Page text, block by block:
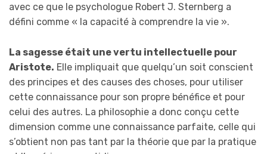
avec ce que le psychologue Robert J. Sternberg a
défini comme « la capacité à comprendre la vie ».
La sagesse était une vertu intellectuelle pour
Aristote. Elle impliquait que quelqu’un soit conscient
des principes et des causes des choses, pour utiliser
cette connaissance pour son propre bénéfice et pour
celui des autres. La philosophie a donc conçu cette
dimension comme une connaissance parfaite, celle qui
s’obtient non pas tant par la théorie que par la pratique